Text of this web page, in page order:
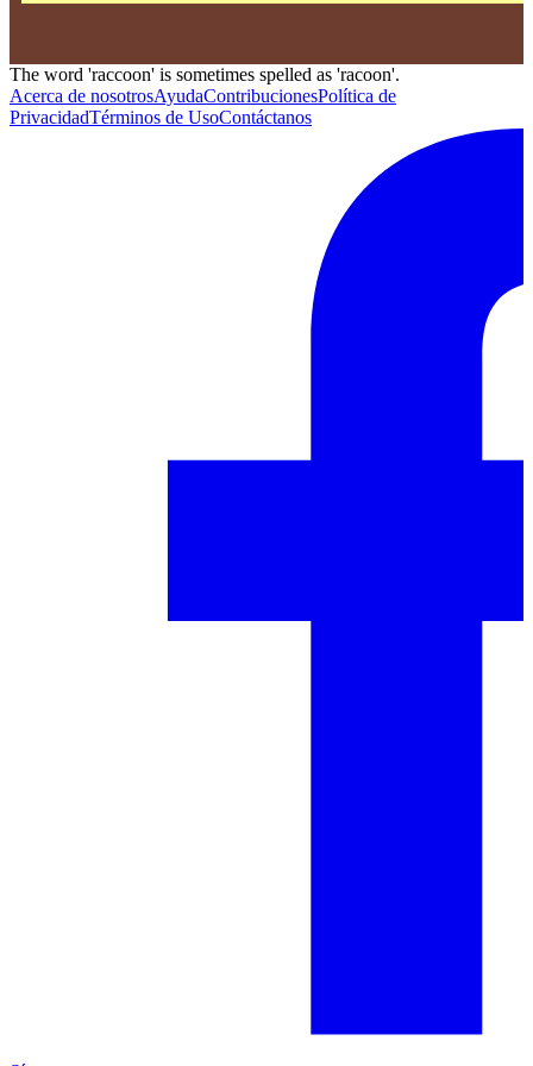
The word 'raccoon' is sometimes spelled as 'racoon'.
Acerca de nosotrosAyudaContribucionesPolítica de
PrivacidadTérminos de UsoContáctanos